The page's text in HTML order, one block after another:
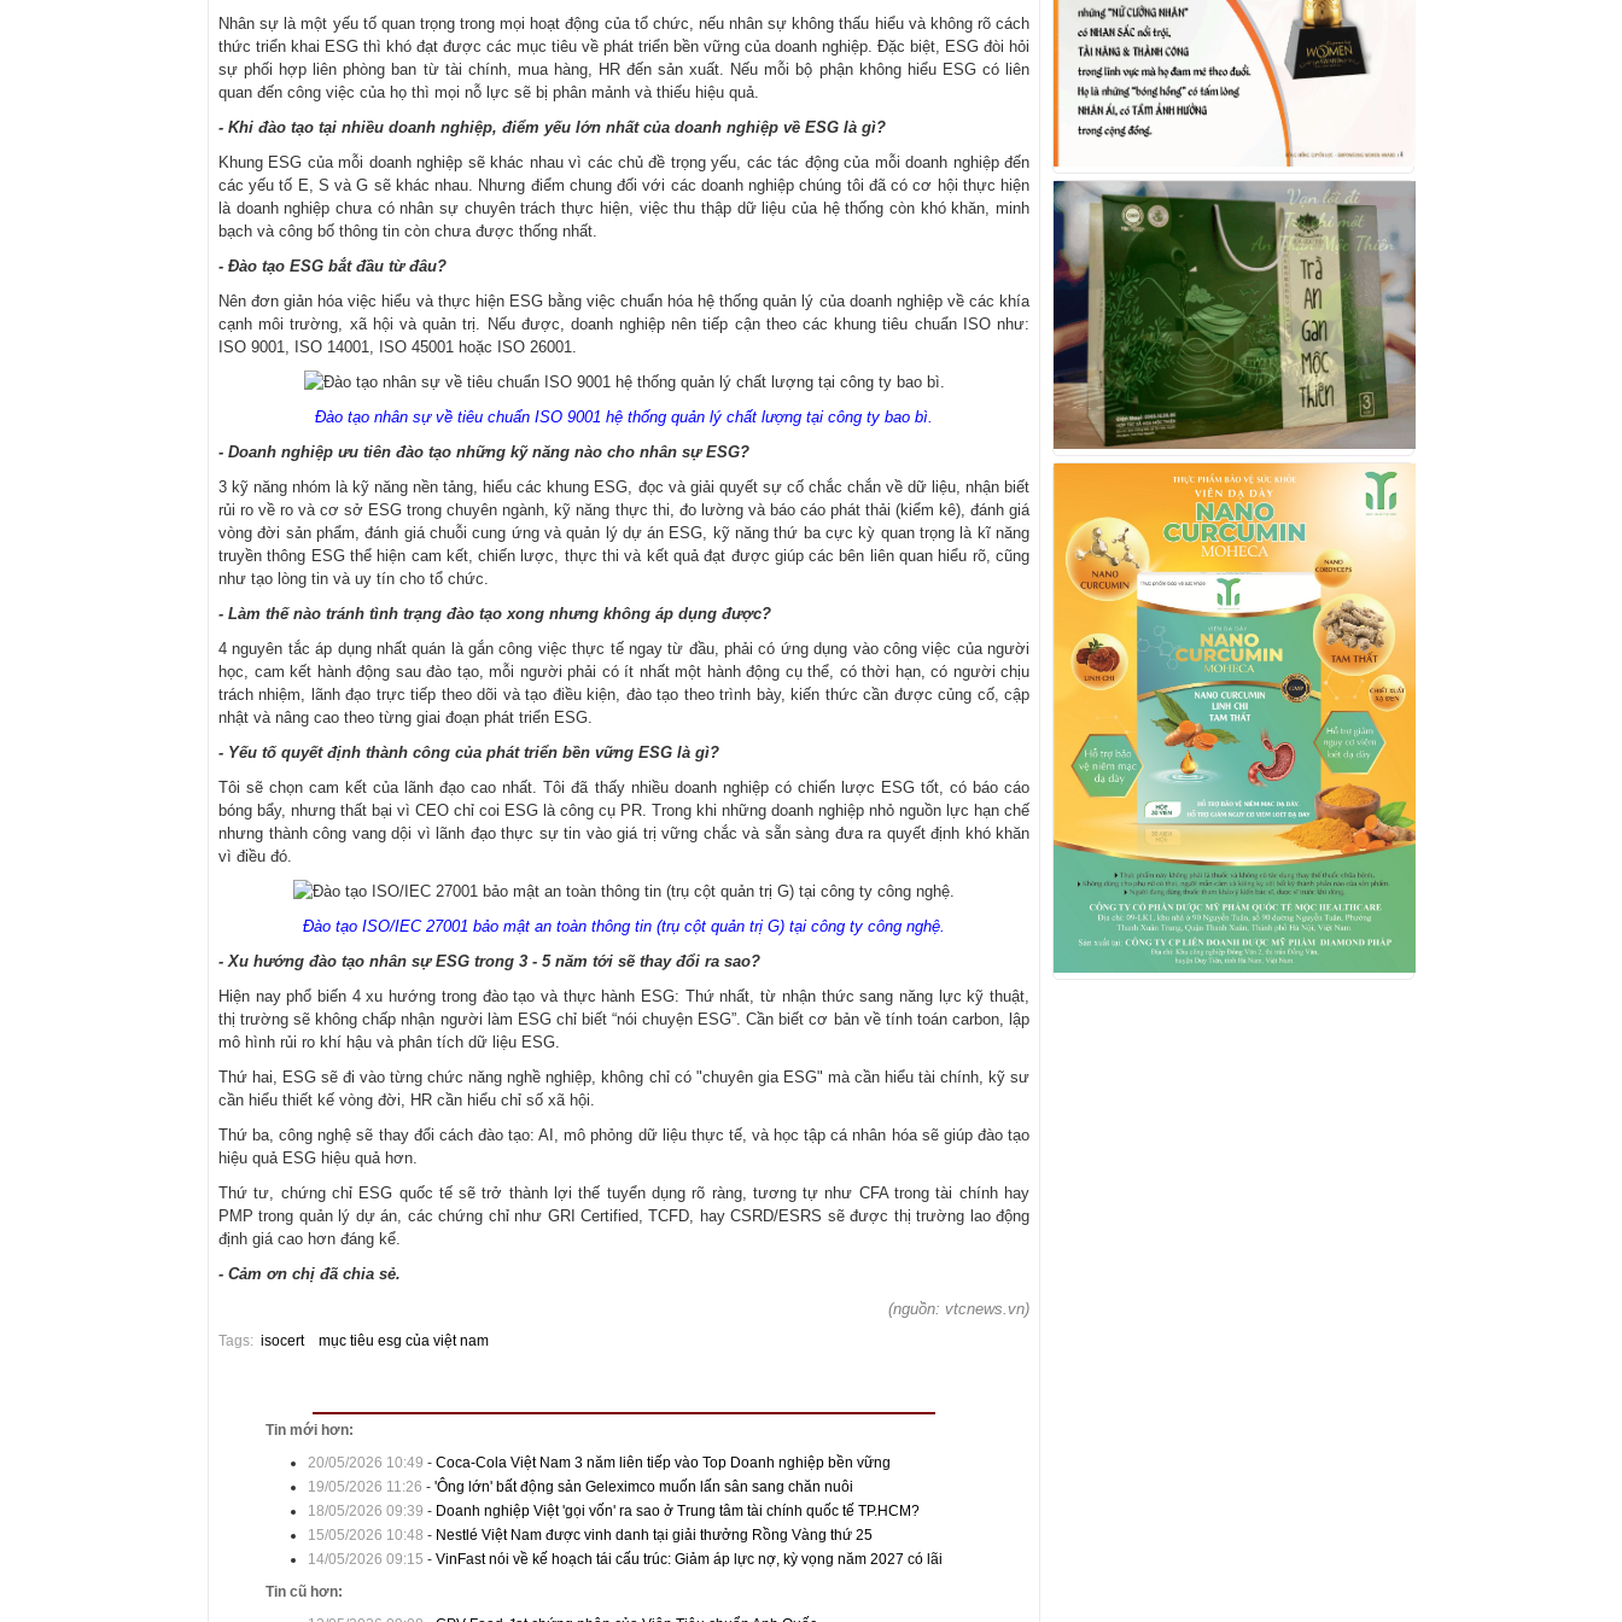
Nhân sự là một yếu tố quan trọng trong mọi hoạt động của tổ chức, nếu nhân sự không thấu hiểu và không rõ cách
thức triển khai ESG thì khó đạt được các mục tiêu về phát triển bền vững của doanh nghiệp. Đặc biệt, ESG đòi hỏi
sự phối hợp liên phòng ban từ tài chính, mua hàng, HR đến sản xuất. Nếu mỗi bộ phận không hiểu ESG có liên
quan đến công việc của họ thì mọi nỗ lực sẽ bị phân mảnh và thiếu hiệu quả.
- Khi đào tạo tại nhiều doanh nghiệp, điểm yếu lớn nhất của doanh nghiệp về ESG là gì?
Khung ESG của mỗi doanh nghiệp sẽ khác nhau vì các chủ đề trọng yếu, các tác động của mỗi doanh nghiệp đến
các yếu tố E, S và G sẽ khác nhau. Nhưng điểm chung đối với các doanh nghiệp chúng tôi đã có cơ hội thực hiện
là doanh nghiệp chưa có nhân sự chuyên trách thực hiện, việc thu thập dữ liệu của hệ thống còn khó khăn, minh
bạch và công bố thông tin còn chưa được thống nhất.
- Đào tạo ESG bắt đầu từ đâu?
Nên đơn giản hóa việc hiểu và thực hiện ESG bằng việc chuẩn hóa hệ thống quản lý của doanh nghiệp về các khía
cạnh môi trường, xã hội và quản trị. Nếu được, doanh nghiệp nên tiếp cận theo các khung tiêu chuẩn ISO như:
ISO 9001, ISO 14001, ISO 45001 hoặc ISO 26001.
Đào tạo nhân sự về tiêu chuẩn ISO 9001 hệ thống quản lý chất lượng tại công ty bao bì.
- Doanh nghiệp ưu tiên đào tạo những kỹ năng nào cho nhân sự ESG?
3 kỹ năng nhóm là kỹ năng nền tảng, hiểu các khung ESG, đọc và giải quyết sự cố chắc chắn về dữ liệu, nhận biết
rủi ro về ro và cơ sở ESG trong chuyên ngành, kỹ năng thực thi, đo lường và báo cáo phát thải (kiểm kê), đánh giá
vòng đời sản phẩm, đánh giá chuỗi cung ứng và quản lý dự án ESG, kỹ năng thứ ba cực kỳ quan trọng là kĩ năng
truyền thông ESG thể hiện cam kết, chiến lược, thực thi và kết quả đạt được giúp các bên liên quan hiểu rõ, cũng
như tạo lòng tin và uy tín cho tổ chức.
- Làm thế nào tránh tình trạng đào tạo xong nhưng không áp dụng được?
4 nguyên tắc áp dụng nhất quán là gắn công việc thực tế ngay từ đầu, phải có ứng dụng vào công việc của người
học, cam kết hành động sau đào tạo, mỗi người phải có ít nhất một hành động cụ thể, có thời hạn, có người chịu
trách nhiệm, lãnh đạo trực tiếp theo dõi và tạo điều kiện, đào tạo theo trình bày, kiến thức cần được củng cố, cập
nhật và nâng cao theo từng giai đoạn phát triển ESG.
- Yếu tố quyết định thành công của phát triển bền vững ESG là gì?
Tôi sẽ chọn cam kết của lãnh đạo cao nhất. Tôi đã thấy nhiều doanh nghiệp có chiến lược ESG tốt, có báo cáo
bóng bẩy, nhưng thất bại vì CEO chỉ coi ESG là công cụ PR. Trong khi những doanh nghiệp nhỏ nguồn lực hạn chế
nhưng thành công vang dội vì lãnh đạo thực sự tin vào giá trị vững chắc và sẵn sàng đưa ra quyết định khó khăn
vì điều đó.
Đào tạo ISO/IEC 27001 bảo mật an toàn thông tin (trụ cột quản trị G) tại công ty công nghệ.
- Xu hướng đào tạo nhân sự ESG trong 3 - 5 năm tới sẽ thay đổi ra sao?
Hiện nay phổ biến 4 xu hướng trong đào tạo và thực hành ESG: Thứ nhất, từ nhận thức sang năng lực kỹ thuật,
thị trường sẽ không chấp nhận người làm ESG chỉ biết “nói chuyện ESG”. Cần biết cơ bản về tính toán carbon, lập
mô hình rủi ro khí hậu và phân tích dữ liệu ESG.
Thứ hai, ESG sẽ đi vào từng chức năng nghề nghiệp, không chỉ có "chuyên gia ESG" mà cần hiểu tài chính, kỹ sư
cần hiểu thiết kế vòng đời, HR cần hiểu chỉ số xã hội.
Thứ ba, công nghệ sẽ thay đổi cách đào tạo: AI, mô phỏng dữ liệu thực tế, và học tập cá nhân hóa sẽ giúp đào tạo
hiệu quả ESG hiệu quả hơn.
Thứ tư, chứng chỉ ESG quốc tế sẽ trở thành lợi thế tuyển dụng rõ ràng, tương tự như CFA trong tài chính hay
PMP trong quản lý dự án, các chứng chỉ như GRI Certified, TCFD, hay CSRD/ESRS sẽ được thị trường lao động
định giá cao hơn đáng kể.
- Cảm ơn chị đã chia sẻ.
(nguồn: vtcnews.vn)
Tags: isocert mục tiêu esg của việt nam
Tin mới hơn:
20/05/2026 10:49 - Coca-Cola Việt Nam 3 năm liên tiếp vào Top Doanh nghiệp bền vững
19/05/2026 11:26 - 'Ông lớn' bất động sản Geleximco muốn lấn sân sang chăn nuôi
18/05/2026 09:39 - Doanh nghiệp Việt 'gọi vốn' ra sao ở Trung tâm tài chính quốc tế TP.HCM?
15/05/2026 10:48 - Nestlé Việt Nam được vinh danh tại giải thưởng Rồng Vàng thứ 25
14/05/2026 09:15 - VinFast nói về kế hoạch tái cấu trúc: Giảm áp lực nợ, kỳ vọng năm 2027 có lãi
Tin cũ hơn: